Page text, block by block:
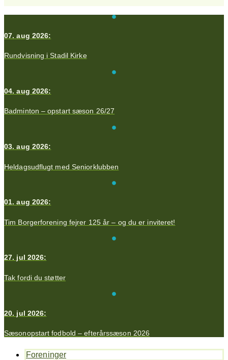
07. aug 2026:
Rundvisning i Stadil Kirke
04. aug 2026:
Badminton – opstart sæson 26/27
03. aug 2026:
Heldagsudflugt med Seniorklubben
01. aug 2026:
Tim Borgerforening fejrer 125 år – og du er inviteret!
27. jul 2026:
Tak fordi du støtter
20. jul 2026:
Sæsonopstart fodbold – efterårssæson 2026
Foreninger